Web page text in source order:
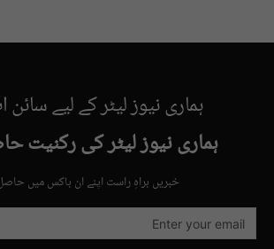
ہماری نیوز لیٹر کے لیے
ہماری نیوز لیٹر کی رکنیت
خبریں براہِ راست اپنے ان باکس میں